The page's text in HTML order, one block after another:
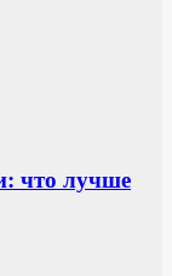
что лучше